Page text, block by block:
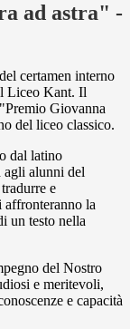
ad astra" -
certamen interno
Liceo Kant. Il
Giovanna
del liceo classico.
dal latino
agli alunni del
e
affronteranno la
un testo nella
del Nostro
e meritevoli,
e capacità